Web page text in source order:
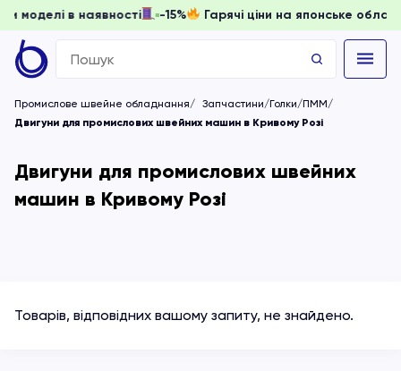
моделі в наявності -15% Гарячі ціни на японське
Search
for:
Промислове швейне обладнання
Запчастини/Голки/ПММ
Двигуни для промислових швейних машин в Кривому Розі
Двигуни для промислових швейних
машин в Кривому Розі
Товарів, відповідних вашому запиту, не знайдено.